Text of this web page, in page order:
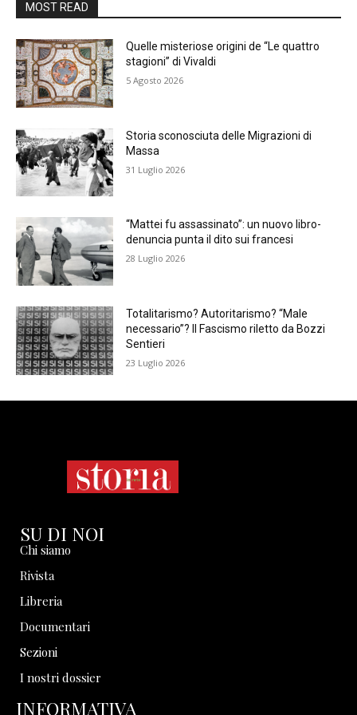
MOST READ
Quelle misteriose origini de “Le quattro
stagioni” di Vivaldi
5 Agosto 2026
Storia sconosciuta delle Migrazioni di
Massa
31 Luglio 2026
“Mattei fu assassinato”: un nuovo libro-
denuncia punta il dito sui francesi
28 Luglio 2026
Totalitarismo? Autoritarismo? “Male
necessario”? Il Fascismo riletto da Bozzi
Sentieri
23 Luglio 2026
SU DI NOI
Chi siamo
Rivista
Libreria
Documentari
Sezioni
I nostri dossier
INFORMATIVA